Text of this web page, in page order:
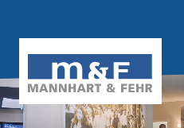
Partner